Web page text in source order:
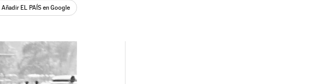
Añadir EL PAÍS en Google